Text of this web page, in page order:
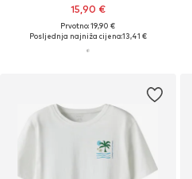
15,90 €
Prvotno: 19,90 €
Posljednja najniža cijena:13,41 €